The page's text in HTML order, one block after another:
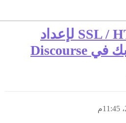
السماح بـ SSL / HTTPS لإعداد